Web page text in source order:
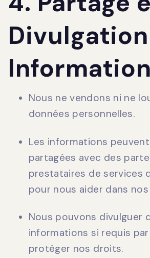
Nous ne vendons ni ne
données personnelles.
Les informations
partagées avec des
prestataires de services
pour nous aider dans
Nous pouvons divulguer
informations si requis
protéger nos droits.